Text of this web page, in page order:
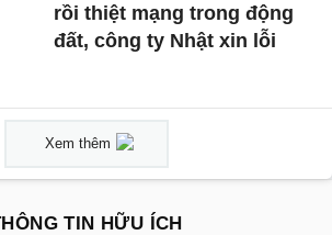
rồi thiệt mạng trong động
đất, công ty Nhật xin lỗi
Xem thêm
TIN HỮU ÍCH